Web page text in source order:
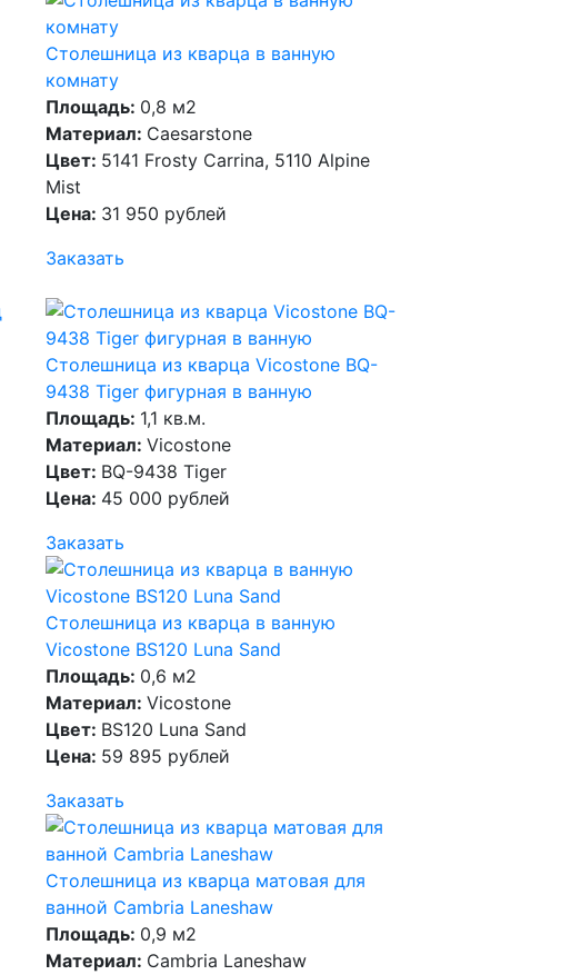
Столешница из кварца в ванную
комнату
Площадь: 0,8 м2
Материал: Caesarstone
Цвет: 5141 Frosty Carrina, 5110 Alpine
Mist
Цена: 31 950 рублей
Заказать
Столешница из кварца Vicostone BQ-
9438 Tiger фигурная в ванную
Площадь: 1,1 кв.м.
Материал: Vicostone
Цвет: BQ-9438 Tiger
Цена: 45 000 рублей
Заказать
Столешница из кварца в ванную
Vicostone BS120 Luna Sand
Площадь: 0,6 м2
Материал: Vicostone
Цвет: BS120 Luna Sand
Цена: 59 895 рублей
Заказать
Столешница из кварца матовая для
ванной Cambria Laneshaw
Площадь: 0,9 м2
Материал: Cambria Laneshaw